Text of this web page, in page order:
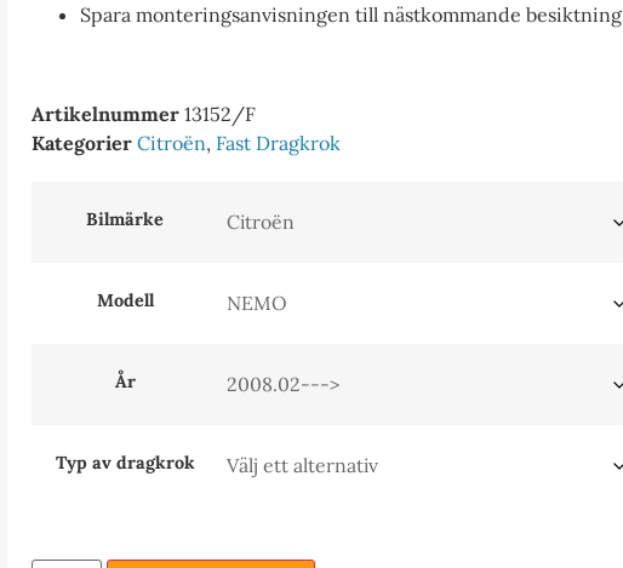
Spara monteringsanvisningen till nästkommande besiktning
Artikelnummer 13152/F
Kategorier Citroën, Fast Dragkrok
Bilmärke
Modell
År
Typ av dragkrok